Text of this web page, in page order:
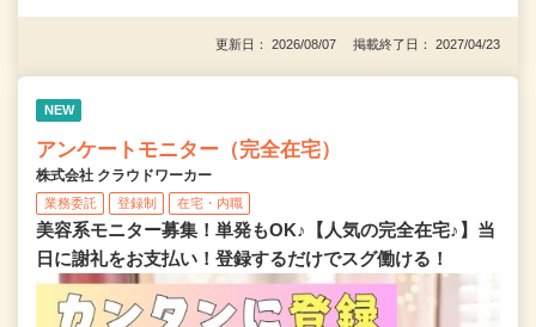
更新日： 2026/08/07 掲載終了日： 2027/04/23
NEW
アンケートモニター（完全在宅）
株式会社 クラウドワーカー
業務委託 登録制 在宅・内職
美容系モニター募集！単発もOK♪【人気の完全在宅♪】当
日に謝礼をお支払い！登録するだけでスグ働ける！